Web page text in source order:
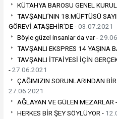
KÜTAHYA BAROSU GENEL
TAVŞANLI’NIN 18.MÜFTÜSÜ
GÖREVİ ATAŞEHİR’DE -03.07.2021
Böyle güzel insanlar da var -
TAVŞANLI EKSPRES 14 YAŞINA
TAVŞANLI İTFAİYESİ İÇİN
-27.06.2021
ÇAĞIMIZIN SORUNLARINDAN
27.06.2021
AĞLAYAN VE GÜLEN MEZARLAR -
HERKES BİR ŞEY SÖYLÜYOR -